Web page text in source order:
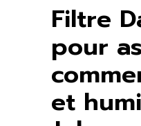
Filtre
pour
et